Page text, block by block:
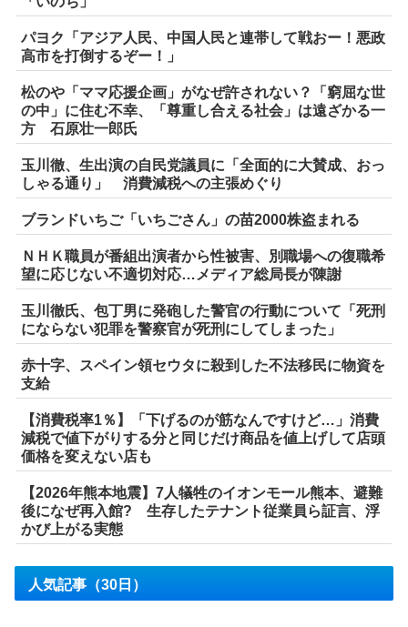
パヨク「アジア人民、中国人民と連帯して戦おー！悪政
高市を打倒するぞー！」
松のや「ママ応援企画」がなぜ許されない？「窮屈な世
の中」に住む不幸、「尊重し合える社会」は遠ざかる一
方 石原壮一郎氏
玉川徹、生出演の自民党議員に「全面的に大賛成、おっ
しゃる通り」 消費減税への主張めぐり
ブランドいちご「いちごさん」の苗2000株盗まれる
ＮＨＫ職員が番組出演者から性被害、別職場への復職希
望に応じない不適切対応…メディア総局長が陳謝
玉川徹氏、包丁男に発砲した警官の行動について「死刑
にならない犯罪を警察官が死刑にしてしまった」
赤十字、スペイン領セウタに殺到した不法移民に物資を
支給
【消費税率1％】「下げるのが筋なんですけど…」消費
減税で値下がりする分と同じだけ商品を値上げして店頭
価格を変えない店も
【2026年熊本地震】7人犠牲のイオンモール熊本、避難
後になぜ再入館? 生存したテナント従業員ら証言、浮
かび上がる実態
人気記事（30日）